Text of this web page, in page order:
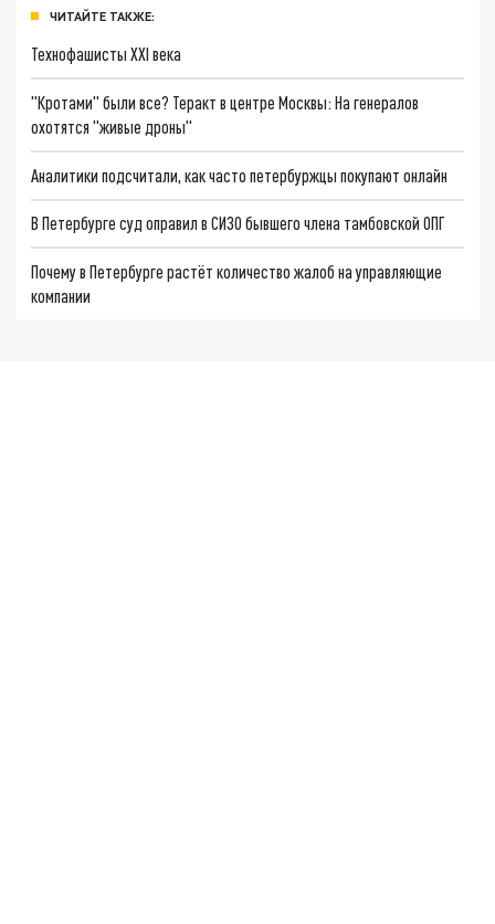
ЧИТАЙТЕ ТАКЖЕ:
Технофашисты XXI века
"Кротами" были все? Теракт в центре Москвы: На генералов
охотятся "живые дроны"
Аналитики подсчитали, как часто петербуржцы покупают онлайн
В Петербурге суд оправил в СИЗО бывшего члена тамбовской ОПГ
Почему в Петербурге растёт количество жалоб на управляющие
компании